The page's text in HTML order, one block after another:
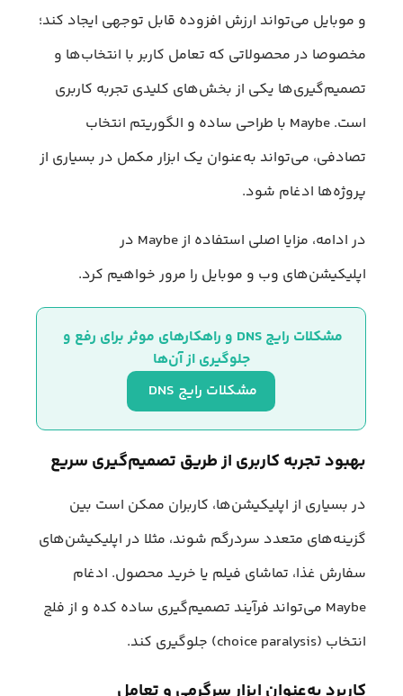
و موبایل می‌تواند ارزش افزوده قابل توجهی ایجاد کند؛
مخصوصا در محصولاتی که تعامل کاربر با انتخاب‌ها و
تصمیم‌گیری‌ها یکی از بخش‌های کلیدی تجربه کاربری
است. Maybe با طراحی ساده و الگوریتم انتخاب
تصادفی، می‌تواند به‌عنوان یک ابزار مکمل در بسیاری از
پروژه‌ها ادغام شود.
در ادامه، مزایا اصلی استفاده از Maybe در
اپلیکیشن‌های وب و موبایل را مرور خواهیم کرد.
مشکلات رایج DNS و راهکارهای موثر برای رفع و
جلوگیری از آن‌ها
مشکلات رایج DNS
بهبود تجربه کاربری از طریق تصمیم‌گیری سریع
در بسیاری از اپلیکیشن‌ها، کاربران ممکن است بین
گزینه‌های متعدد سردرگم شوند، مثلا در اپلیکیشن‌های
سفارش غذا، تماشای فیلم یا خرید محصول. ادغام
Maybe می‌تواند فرآیند تصمیم‌گیری ساده کده و از فلج
انتخاب (choice paralysis) جلوگیری کند.